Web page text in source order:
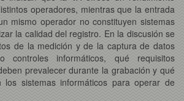
operadores, mientras que la entrada
mismo operador no constituyen sistemas
la calidad del registro. En la discusión se
de la medición y de la captura de datos
controles informáticos, qué requisitos
prevalecer durante la grabación y qué
los sistemas informáticos para operar de